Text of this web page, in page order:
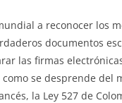
a reconocer los
documentos
las firmas
se desprende del
la Ley 527 de